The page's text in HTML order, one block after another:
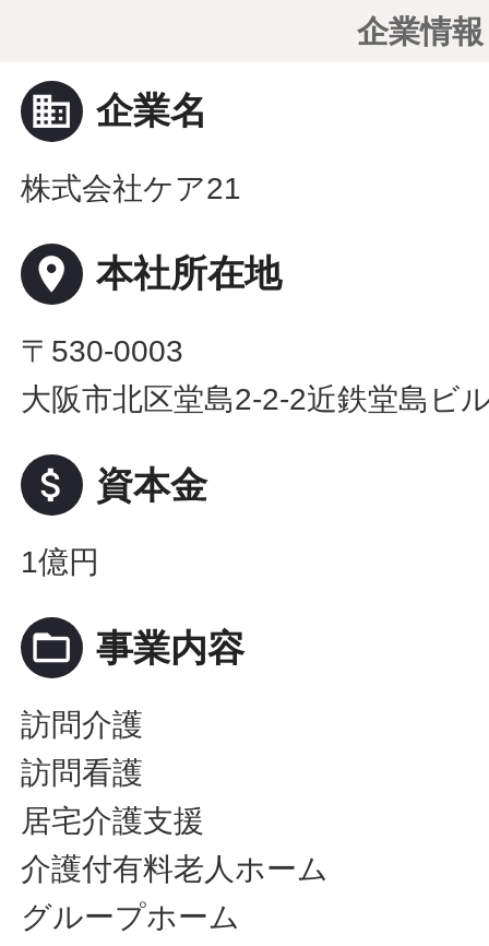
企業情報
business 企業名
株式会社ケア21
place 本社所在地
〒530-0003
大阪市北区堂島2-2-2近鉄堂島ビ
attach_money 資本金
1億円
folder_open 事業内容
訪問介護
訪問看護
居宅介護支援
介護付有料老人ホーム
グループホーム